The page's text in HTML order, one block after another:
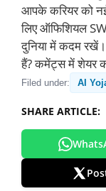
आपके करियर को
लिए ऑफिशियल
दुनिया में कदम रखें।
हैं? कमेंट्स में शेयर
Filed under: AI
SHARE ARTICLE: